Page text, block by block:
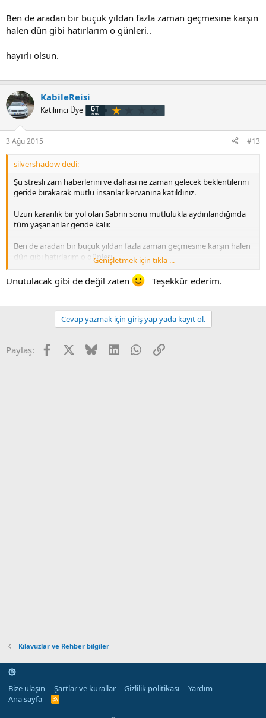
Ben de aradan bir buçuk yıldan fazla zaman geçmesine karşın
halen dün gibi hatırlarım o günleri..
hayırlı olsun.
KabileReisi
Katılımcı Üye
3 Ağu 2015 #13
silvershadow dedi:
Şu stresli zam haberlerini ve dahası ne zaman gelecek beklentilerini
geride bırakarak mutlu insanlar kervanına katıldınız.
Uzun karanlık bir yol olan Sabrın sonu mutlulukla aydınlandığında
tüm yaşananlar geride kalır.
Ben de aradan bir buçuk yıldan fazla zaman geçmesine karşın halen
dün gibi hatırlarım o günleri..
hayırlı olsun.
Genişletmek için tıkla ...
Unutulacak gibi de değil zaten Teşekkür ederim.
Cevap yazmak için giriş yap yada kayıt ol.
Paylaş: Facebook BlueskyLinkedInWhatsApp
Link
Kılavuzlar ve Rehber bilgiler
Bize ulaşın Şartlar ve kurallar Gizlilik politikası
Yardım
Ana sayfa
R